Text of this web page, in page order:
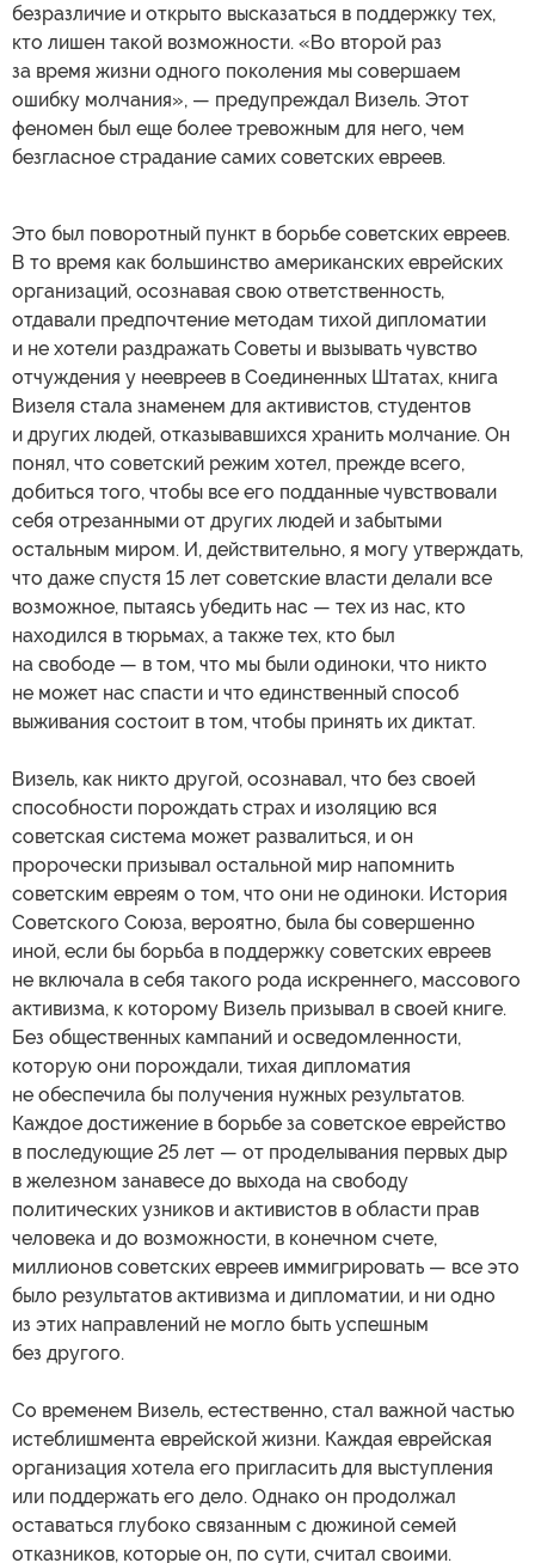
безразличие и открыто высказаться в поддержку тех,
кто лишен такой возможности. «Во второй раз
за время жизни одного поколения мы совершаем
ошибку молчания», — предупреждал Визель. Этот
феномен был еще более тревожным для него, чем
безгласное страдание самих советских евреев.
Это был поворотный пункт в борьбе советских евреев.
В то время как большинство американских еврейских
организаций, осознавая свою ответственность,
отдавали предпочтение методам тихой дипломатии
и не хотели раздражать Советы и вызывать чувство
отчуждения у неевреев в Соединенных Штатах, книга
Визеля стала знаменем для активистов, студентов
и других людей, отказывавшихся хранить молчание. Он
понял, что советский режим хотел, прежде всего,
добиться того, чтобы все его подданные чувствовали
себя отрезанными от других людей и забытыми
остальным миром. И, действительно, я могу утверждать,
что даже спустя 15 лет советские власти делали все
возможное, пытаясь убедить нас — тех из нас, кто
находился в тюрьмах, а также тех, кто был
на свободе — в том, что мы были одиноки, что никто
не может нас спасти и что единственный способ
выживания состоит в том, чтобы принять их диктат.
Визель, как никто другой, осознавал, что без своей
способности порождать страх и изоляцию вся
советская система может развалиться, и он
пророчески призывал остальной мир напомнить
советским евреям о том, что они не одиноки. История
Советского Союза, вероятно, была бы совершенно
иной, если бы борьба в поддержку советских евреев
не включала в себя такого рода искреннего, массового
активизма, к которому Визель призывал в своей книге.
Без общественных кампаний и осведомленности,
которую они порождали, тихая дипломатия
не обеспечила бы получения нужных результатов.
Каждое достижение в борьбе за советское еврейство
в последующие 25 лет — от проделывания первых дыр
в железном занавесе до выхода на свободу
политических узников и активистов в области прав
человека и до возможности, в конечном счете,
миллионов советских евреев иммигрировать — все это
было результатов активизма и дипломатии, и ни одно
из этих направлений не могло быть успешным
без другого.
Со временем Визель, естественно, стал важной частью
истеблишмента еврейской жизни. Каждая еврейская
организация хотела его пригласить для выступления
или поддержать его дело. Однако он продолжал
оставаться глубоко связанным с дюжиной семей
отказников, которые он, по сути, считал своими.